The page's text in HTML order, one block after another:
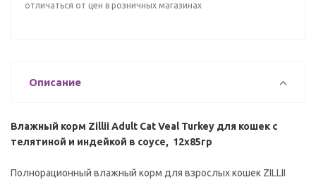
отличаться от цен в розничных магазинах
Описание
Влажный корм Zillii Adult Cat Veal Turkey для кошек с
телятиной и индейкой в соусе, 12х85гр
Полнорационный влажный корм для взрослых кошек ZILLII